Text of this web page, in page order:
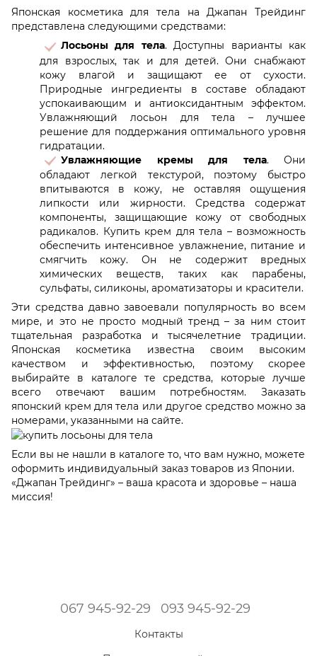
Японская косметика для тела на Джапан Трейдинг
представлена следующими средствами:
Лосьоны для тела. Доступны варианты как
для взрослых, так и для детей. Они снабжают
кожу влагой и защищают ее от сухости.
Природные ингредиенты в составе обладают
успокаивающим и антиоксидантным эффектом.
Увлажняющий лосьон для тела – лучшее
решение для поддержания оптимального уровня
гидратации.
Увлажняющие кремы для тела. Они
обладают легкой текстурой, поэтому быстро
впитываются в кожу, не оставляя ощущения
липкости или жирности. Средства содержат
компоненты, защищающие кожу от свободных
радикалов. Купить крем для тела – возможность
обеспечить интенсивное увлажнение, питание и
смягчить кожу. Он не содержит вредных
химических веществ, таких как парабены,
сульфаты, силиконы, ароматизаторы и красители.
Эти средства давно завоевали популярность во всем
мире, и это не просто модный тренд – за ним стоит
тщательная разработка и тысячелетние традиции.
Японская косметика известна своим высоким
качеством и эффективностью, поэтому скорее
выбирайте в каталоге те средства, которые лучше
всего отвечают вашим потребностям. Заказать
японский крем для тела или другое средство можно за
номерами, указанными на сайте.
Если вы не нашли в каталоге то, что вам нужно, можете
оформить индивидуальный заказ товаров из Японии.
«Джапан Трейдинг» – ваша красота и здоровье – наша
миссия!
067 945-92-29 093 945-92-29
Контакты